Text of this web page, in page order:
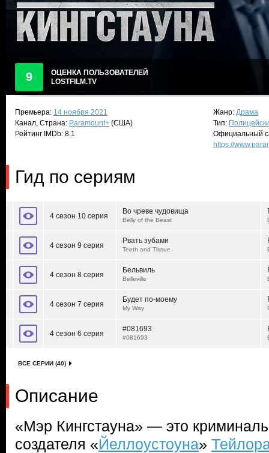
9
ОЦЕНКА ПОЛЬЗОВАТЕЛЕЙ
LOSTFILM.TV
Премьера: 14 ноября 2021
Канал, Страна: Paramount+ (США)
Рейтинг IMDb: 8.1
Жанр: Драма
Тип:
Официальный
https://
Гид по сериям
4 сезон 10 серия
Во чреве чудовища
Belly of the Beast
4 сезон 9 серия
Рвать зубами
Teeth and Tissue
4 сезон 8 серия
Бельвиль
Belleville
4 сезон 7 серия
Будет по-моему
My Way
4 сезон 6 серия
#081693
#081693
ВСЕ СЕРИИ (40)
Описание
«Мэр Кингстауна» — это
создателя «Йеллоустоуна»